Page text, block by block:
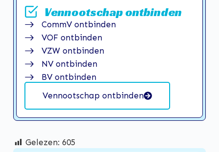
Vennootschap ontbinden
CommV ontbinden
VOF ontbinden
VZW ontbinden
NV ontbinden
BV ontbinden
Vennootschap ontbinden
Gelezen: 605